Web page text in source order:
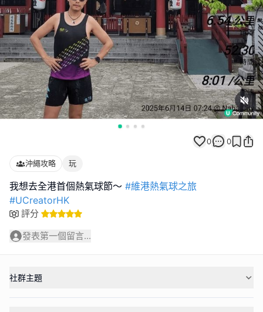
0 0
沖繩攻略 玩
我想去全港首個熱氣球節～ #維港熱氣球之旅
#UCreatorHK
評分
發表第一個留言...
社群主題